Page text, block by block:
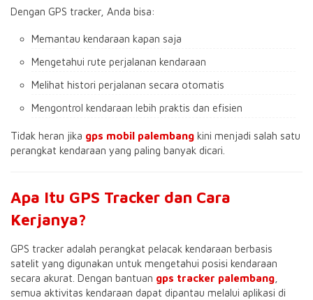
Dengan GPS tracker, Anda bisa:
Memantau kendaraan kapan saja
Mengetahui rute perjalanan kendaraan
Melihat histori perjalanan secara otomatis
Mengontrol kendaraan lebih praktis dan efisien
Tidak heran jika gps mobil palembang kini menjadi salah satu
perangkat kendaraan yang paling banyak dicari.
Apa Itu GPS Tracker dan Cara
Kerjanya?
GPS tracker adalah perangkat pelacak kendaraan berbasis
satelit yang digunakan untuk mengetahui posisi kendaraan
secara akurat. Dengan bantuan gps tracker palembang
semua aktivitas kendaraan dapat dipantau melalui aplikasi di